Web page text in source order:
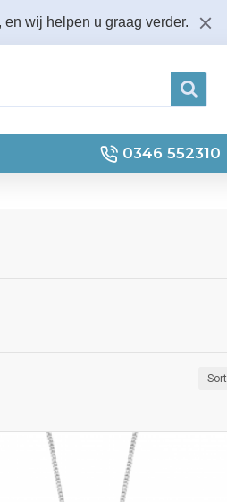
wij helpen u graag verder.
0346 552310